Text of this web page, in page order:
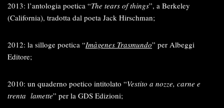
2013: l’antologia poetica “The tears of things”, a Berkeley
(California), tradotta dal poeta Jack Hirschman;
2012: la silloge poetica “Imàgenes Trasmundo” per Albeggi
Editore;
2010: un quaderno poetico intitolato “Vestito a nozze, carne e
trenta lamette” per la GDS Edizioni;